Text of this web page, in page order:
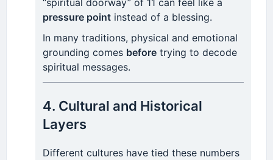
pressure point instead of a blessing.
In many traditions, physical and emotional
grounding comes before trying to decode
spiritual messages.
4. Cultural and Historical
Layers
Different cultures have tied these numbers